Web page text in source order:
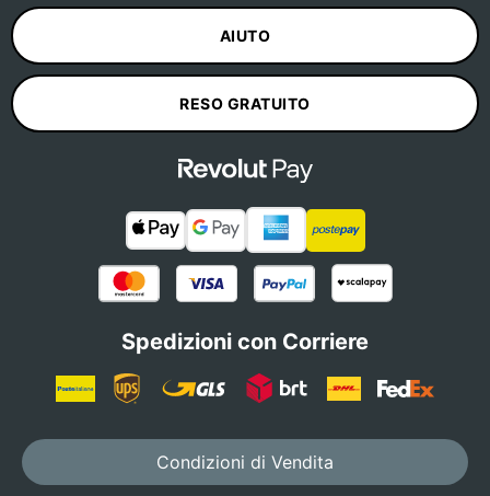
AIUTO
RESO GRATUITO
Spedizioni con Corriere
Condizioni di Vendita